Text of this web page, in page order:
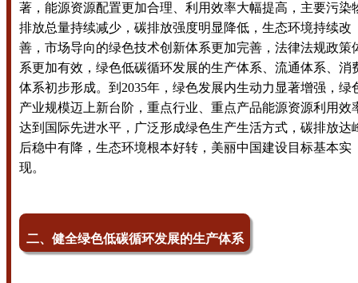
著，能源资源配置更加合理、利用效率大幅提高，主要污染
排放总量持续减少，碳排放强度明显降低，生态环境持续改
善，市场导向的绿色技术创新体系更加完善，法律法规政策
系更加有效，绿色低碳循环发展的生产体系、流通体系、消
体系初步形成。到2035年，绿色发展内生动力显著增强，绿
产业规模迈上新台阶，重点行业、重点产品能源资源利用效
达到国际先进水平，广泛形成绿色生产生活方式，碳排放达
后稳中有降，生态环境根本好转，美丽中国建设目标基本实
现。
二、健全绿色低碳循环发展的生产体系